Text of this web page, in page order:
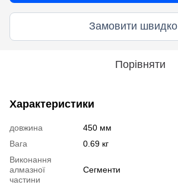
Замовити швидко
Порівняти
Характеристики
довжина
450 мм
Вага
0.69 кг
Виконання
алмазної
частини
Сегменти